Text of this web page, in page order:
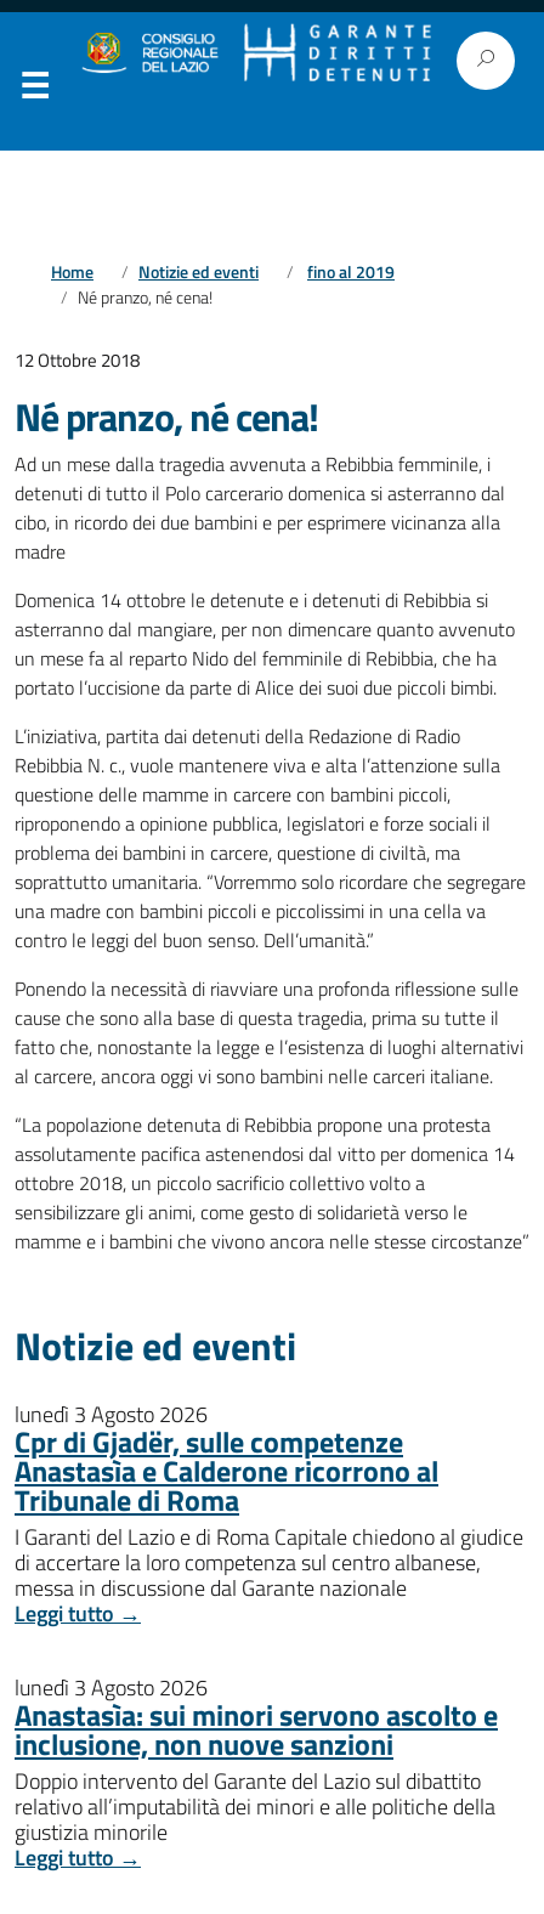
Home Notizie ed eventi
fino al 2019
Né pranzo, né cena!
12 Ottobre 2018
Né pranzo, né cena!
Ad un mese dalla tragedia avvenuta a Rebibbia femminile, i
detenuti di tutto il Polo carcerario domenica si asterranno dal
cibo, in ricordo dei due bambini e per esprimere vicinanza alla
madre
Domenica 14 ottobre le detenute e i detenuti di Rebibbia si
asterranno dal mangiare, per non dimencare quanto avvenuto
un mese fa al reparto Nido del femminile di Rebibbia, che ha
portato l’uccisione da parte di Alice dei suoi due piccoli bimbi.
L’iniziativa, partita dai detenuti della Redazione di Radio
Rebibbia N. c., vuole mantenere viva e alta l’attenzione sulla
questione delle mamme in carcere con bambini piccoli,
riproponendo a opinione pubblica, legislatori e forze sociali il
problema dei bambini in carcere, questione di civiltà, ma
soprattutto umanitaria. “Vorremmo solo ricordare che segregare
una madre con bambini piccoli e piccolissimi in una cella va
contro le leggi del buon senso. Dell’umanità.”
Ponendo la necessità di riavviare una profonda riflessione sulle
cause che sono alla base di questa tragedia, prima su tutte il
fatto che, nonostante la legge e l’esistenza di luoghi alternativi
al carcere, ancora oggi vi sono bambini nelle carceri italiane.
“La popolazione detenuta di Rebibbia propone una protesta
assolutamente pacifica astenendosi dal vitto per domenica 14
ottobre 2018, un piccolo sacrificio collettivo volto a
sensibilizzare gli animi, come gesto di solidarietà verso le
mamme e i bambini che vivono ancora nelle stesse circostanze”
Notizie ed eventi
lunedì 3 Agosto 2026
Cpr di Gjadër, sulle competenze
Anastasìa e Calderone ricorrono al
Tribunale di Roma
I Garanti del Lazio e di Roma Capitale chiedono al giudice
di accertare la loro competenza sul centro albanese,
messa in discussione dal Garante nazionale
Leggi tutto →
lunedì 3 Agosto 2026
Anastasìa: sui minori servono ascolto e
inclusione, non nuove sanzioni
Doppio intervento del Garante del Lazio sul dibattito
relativo all’imputabilità dei minori e alle politiche della
giustizia minorile
Leggi tutto →